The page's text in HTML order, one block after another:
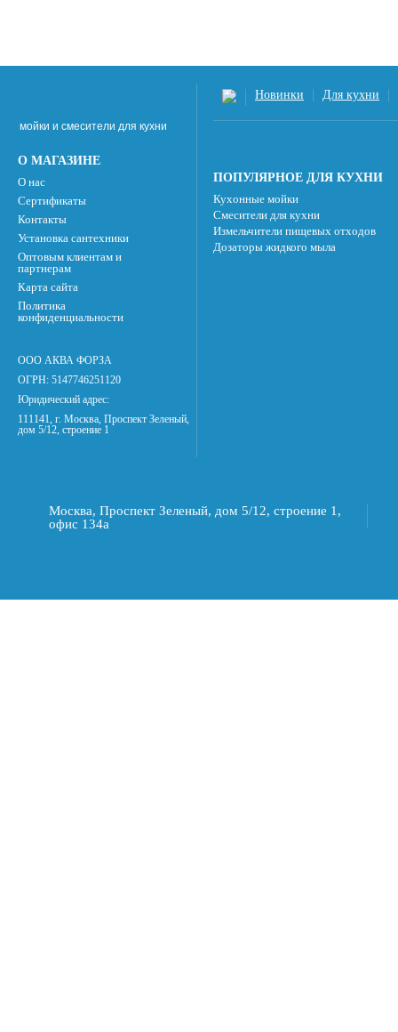
мойки и смесители для кухни
О МАГАЗИНЕ
О нас
Сертификаты
Контакты
Установка сантехники
Оптовым клиентам и
партнерам
Карта сайта
Политика
конфиденциальности
ООО АКВА ФОРЗА
ОГРН: 5147746251120
Юридический адрес:
111141, г. Москва, Проспект Зеленый,
дом 5/12, строение 1
Новинки Для кухни
ПОПУЛЯРНОЕ ДЛЯ КУХНИ
Кухонные мойки
Смесители для кухни
Измельчители пищевых отходов
Дозаторы жидкого мыла
Москва, Проспект Зеленый, дом 5/12, строение 1,
офис 134а